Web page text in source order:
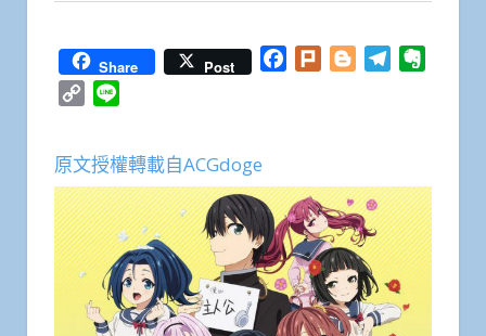
Share Post Facebook
Plurk BloggerTelegram
Copy
原文授權轉載自ACGdoge